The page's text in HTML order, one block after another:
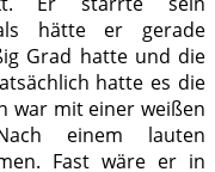
hätte er gerade
Grad hatte und die
hatte es die
war mit einer weißen
einem lauten
Fast wäre er in